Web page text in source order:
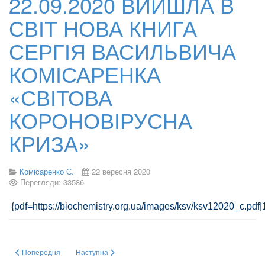
СВІТ НОВА КНИГА
СЕРГІЯ ВАСИЛЬВИЧА
КОМІСАРЕНКА
«СВІТОВА
КОРОНОВІРУСНА
КРИЗА»
Комісаренко С.
22 вересня 2020
Перегляди: 33586
{pdf=https://biochemistry.org.ua/images/ksv/
Попередня стаття: ПОЛЮВАННЯ ВЧЕНИХ НА КОРОНАВІРУС SARS-
Попередня Наступна стаття: Під знаком Нобеля: лідери наукового
Наступна